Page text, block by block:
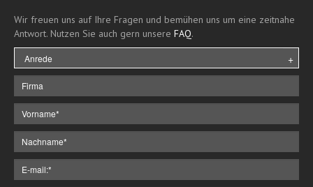
Wir freuen uns auf Ihre Fragen und bemühen uns um eine zeitnahe
Antwort. Nutzen Sie auch gern unsere FAQ.